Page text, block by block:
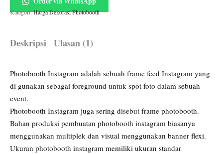
Kategori:Harga Dekorasi Photobooth
Deskripsi Ulasan (1)
Photobooth Instagram adalah sebuah frame feed Instagram yang
di gunakan sebagai foreground untuk spot foto dalam sebuah
event.
Photobooth Instagram juga sering disebut frame photobooth.
Bahan produksi pembuatan photobooth instagram biasanya
menggunakan multiplek dan visual menggunakan banner flexi.
Ukuran photobooth instagram memiliki ukuran standar